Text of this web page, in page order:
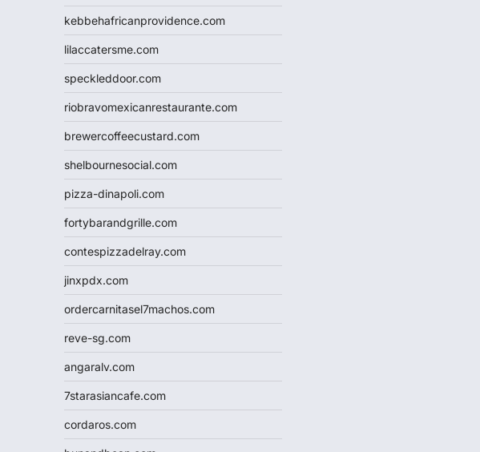
kebbehafricanprovidence.com
lilaccatersme.com
speckleddoor.com
riobravomexicanrestaurante.com
brewercoffeecustard.com
shelbournesocial.com
pizza-dinapoli.com
fortybarandgrille.com
contespizzadelray.com
jinxpdx.com
ordercarnitasel7machos.com
reve-sg.com
angaralv.com
7starasiancafe.com
cordaros.com